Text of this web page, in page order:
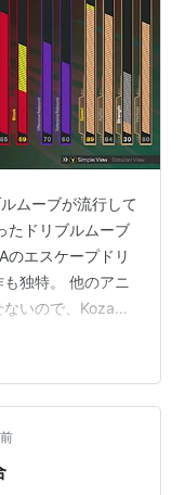
ムーブが流行して
たドリブルムーブ
のエスケープドリ
独特。 他のアニ
いので、Koza氏
主にパーク向け
強さを紹介してい
ケープドリブル
で、簡単そうな
思う。 身長６’８